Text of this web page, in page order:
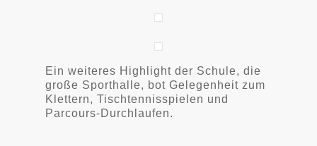
Ein weiteres Highlight der Schule, die
große Sporthalle, bot Gelegenheit zum
Klettern, Tischtennisspielen und
Parcours-Durchlaufen.